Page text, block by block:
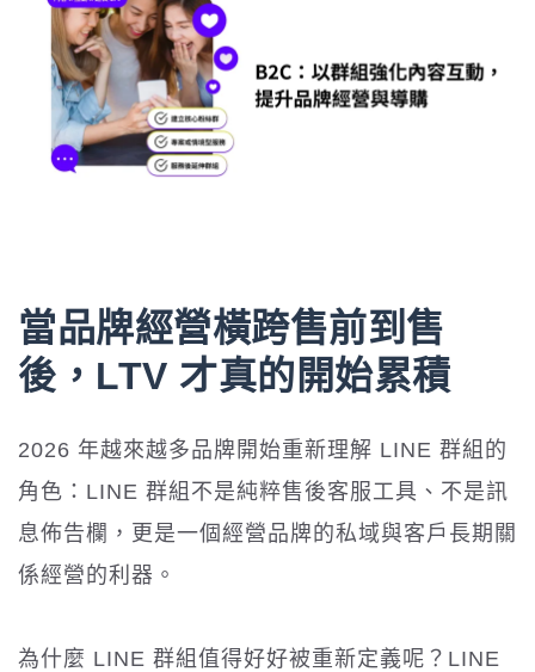
當品牌經營橫跨售前到售
後，LTV 才真的開始累積
2026 年越來越多品牌開始重新理解 LINE 群組的
角色： LINE 群組不是純粹售後客服工具、不是訊
息佈告欄，更是一個經營品牌的私域與客戶長期關
係經營的利器。
為什麼 LINE 群組值得好好被重新定義呢？LINE